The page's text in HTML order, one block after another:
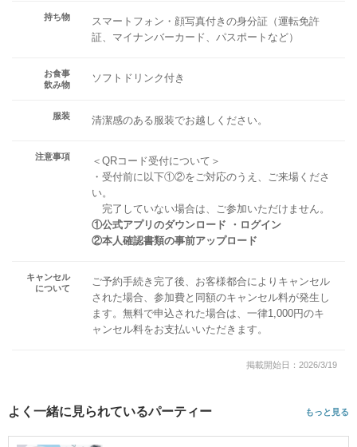
持ち物
スマートフォン・顔写真付きの身分証（運転免許
証、マイナンバーカード、パスポートなど）
お食事
飲み物
ソフトドリンク付き
服装 清潔感のある服装でお越しください。
注意事項
＜QRコード受付について＞
・受付前に以下①②をご対応のうえ、ご来場くださ
い。
完了していない場合は、ご参加いただけません。
①公式アプリのダウンロード ・ログイン
②本人確認書類の事前アップロード
キャンセル
について
ご予約手続き完了後、お客様都合によりキャンセル
された場合、参加費と同額のキャンセル料が発生し
ます。無料で申込された場合は、一律1,000円のキ
ャンセル料をお支払いいただきます。
掲載開始日：2026/3/19
よく一緒に見られているパーティー もっと見る